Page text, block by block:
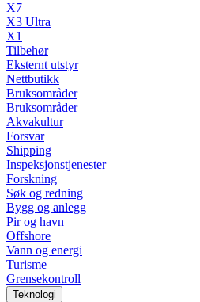
X7
X3 Ultra
X1
Tilbehør
Eksternt utstyr
Nettbutikk
Bruksområder
Bruksområder
Akvakultur
Forsvar
Shipping
Inspeksjonstjenester
Forskning
Søk og redning
Bygg og anlegg
Pir og havn
Offshore
Vann og energi
Turisme
Grensekontroll
Teknologi